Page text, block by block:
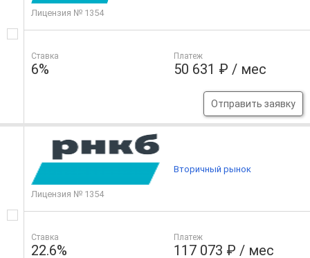
Лицензия № 1354
Ставка
6%
Платеж
50 631 ₽ / мес
Отправить заявку
Лицензия № 1354
Ставка
22.6%
Платеж
117 073 ₽ / мес
Вторичный рынок